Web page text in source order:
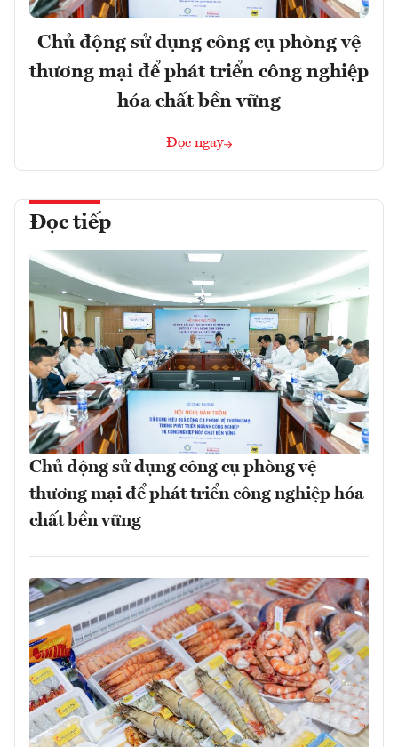
Chủ động sử dụng công cụ phòng vệ
thương mại để phát triển công nghiệp
hóa chất bền vững
Đọc ngay
Đọc tiếp
Chủ động sử dụng công cụ phòng vệ
thương mại để phát triển công nghiệp hóa
chất bền vững